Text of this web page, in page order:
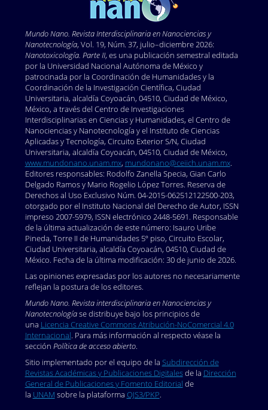
Mundo Nano. Revista Interdisciplinaria en Nanociencias y
Nanotecnología, Vol. 19, Núm. 37, julio–diciembre 2026:
Nanotoxicología. Parte II, es una publicación semestral editada
por la Universidad Nacional Autónoma de México y
patrocinada por la Coordinación de Humanidades y la
Coordinación de la Investigación Científica, Ciudad
Universitaria, alcaldía Coyoacán, 04510, Ciudad de México,
México, a través del Centro de Investigaciones
Interdisciplinarias en Ciencias y Humanidades, el Centro de
Nanociencias y Nanotecnología y el Instituto de Ciencias
Aplicadas y Tecnología, Circuito Exterior S/N, Ciudad
Universitaria, alcaldía Coyoacán, 04510, Ciudad de México,
www.mundonano.unam.mx, mundonano@ceiich.unam.mx.
Editores responsables: Rodolfo Zanella Specia, Gian Carlo
Delgado Ramos y Mario Rogelio López Torres. Reserva de
Derechos al Uso Exclusivo Núm. 04-2015-062512122500-203,
otorgado por el Instituto Nacional del Derecho de Autor, ISSN
impreso 2007-5979, ISSN electrónico 2448-5691. Responsable
de la última actualización de este número: Isauro Uribe
Pineda, Torre II de Humanidades 5º piso, Circuito Escolar,
Ciudad Universitaria, alcaldía Coyoacán, 04510, Ciudad de
México. Fecha de la última modificación: 30 de junio de 2026.
Las opiniones expresadas por los autores no necesariamente
reflejan la postura de los editores.
Mundo Nano. Revista interdisciplinaria en Nanociencias y
Nanotecnologíase distribuye bajo los principios de
una Licencia Creative Commons Atribución-NoComercial 4.0
Internacional. Para más información al respecto véase la
sección Política de acceso abierto.
Sitio implementado por el equipo de la Subdirección de
Revistas Académicas y Publicaciones Digitalesde la Dirección
General de Publicaciones y Fomento Editorial de
la UNAM sobre la plataforma OJS3/PKP.